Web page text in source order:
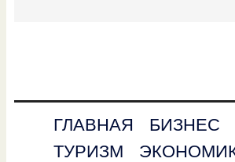
ГЛАВНАЯ БИЗНЕС
ТУРИЗМ